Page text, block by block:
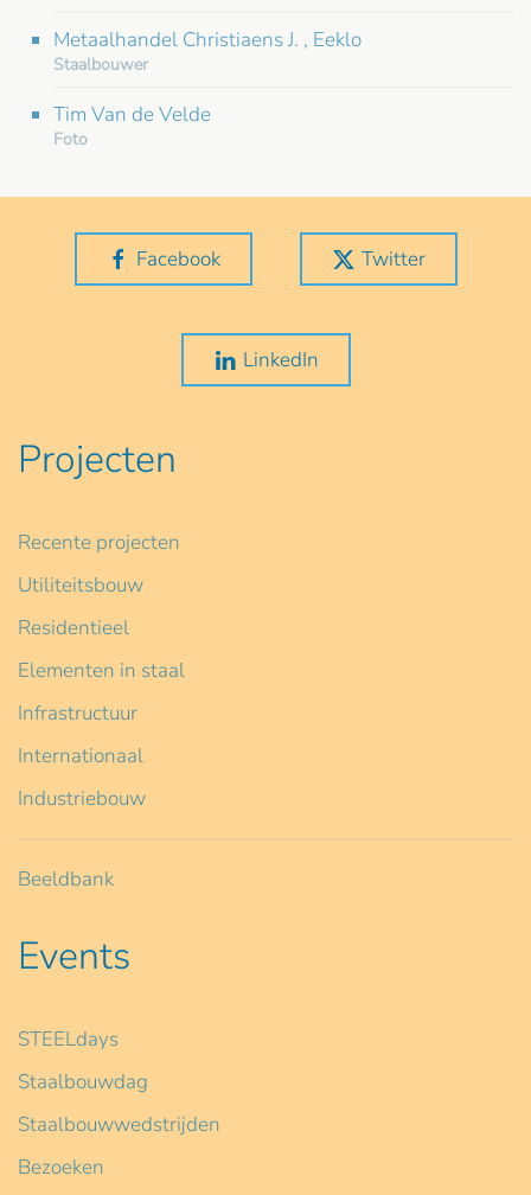
Metaalhandel Christiaens J. , Eeklo
Staalbouwer
Tim Van de Velde
Foto
Facebook Twitter
LinkedIn
Projecten
Recente projecten
Utiliteitsbouw
Residentieel
Elementen in staal
Infrastructuur
Internationaal
Industriebouw
Beeldbank
Events
STEELdays
Staalbouwdag
Staalbouwwedstrijden
Bezoeken